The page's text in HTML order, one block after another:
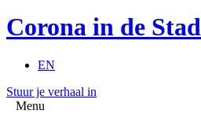
Corona in de Stad
EN
Stuur je verhaal in
Menu